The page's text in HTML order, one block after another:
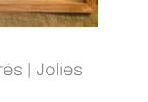
| Jolies